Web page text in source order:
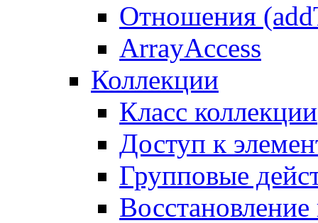
Отношения
ArrayAccess
Коллекции
Класс коллекции
Доступ к
Групповые